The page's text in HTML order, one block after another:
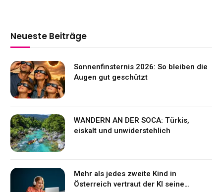
Neueste Beiträge
Sonnenfinsternis 2026: So bleiben die
Augen gut geschützt
WANDERN AN DER SOCA: Türkis,
eiskalt und unwiderstehlich
Mehr als jedes zweite Kind in
Österreich vertraut der KI seine